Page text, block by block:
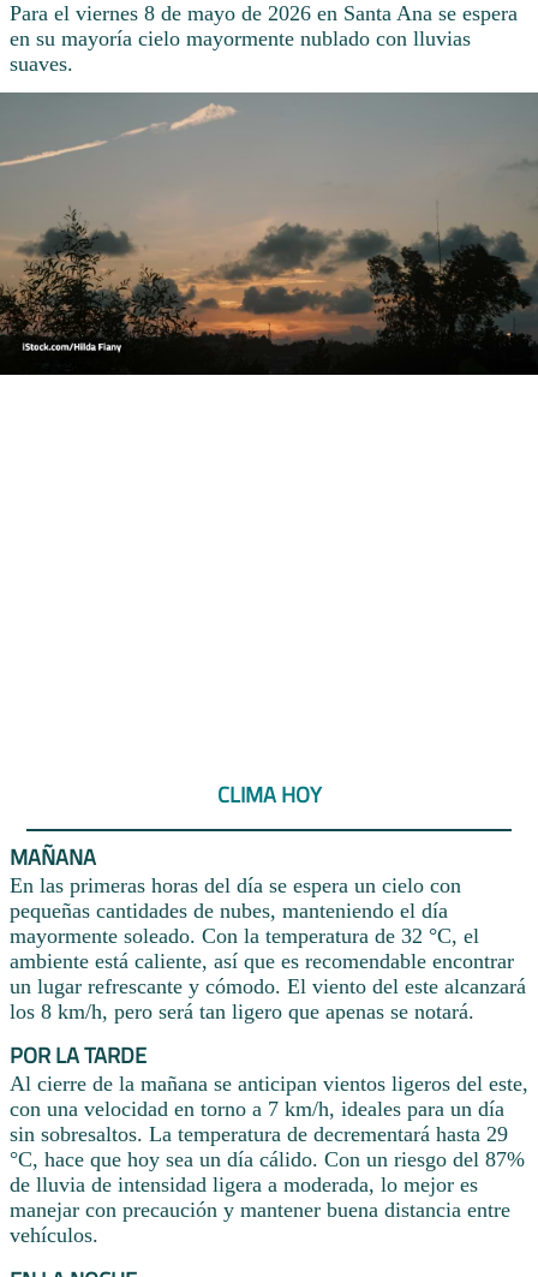
Para el viernes 8 de mayo de 2026 en Santa Ana se espera
en su mayoría cielo mayormente nublado con lluvias
suaves.
CLIMA HOY
MAÑANA
En las primeras horas del día se espera un cielo con
pequeñas cantidades de nubes, manteniendo el día
mayormente soleado. Con la temperatura de 32 °C, el
ambiente está caliente, así que es recomendable encontrar
un lugar refrescante y cómodo. El viento del este alcanzará
los 8 km/h, pero será tan ligero que apenas se notará.
POR LA TARDE
Al cierre de la mañana se anticipan vientos ligeros del este,
con una velocidad en torno a 7 km/h, ideales para un día
sin sobresaltos. La temperatura de decrementará hasta 29
°C, hace que hoy sea un día cálido. Con un riesgo del 87%
de lluvia de intensidad ligera a moderada, lo mejor es
manejar con precaución y mantener buena distancia entre
vehículos.